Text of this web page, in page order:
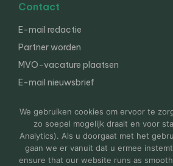
Contact
E-mail redactie
Partner worden
MVO-vacature plaatsen
E-mail nieuwsbrief
© 2000-2026 Van der Molen EIS
Privacy
We gebruiken cookies om ervoor te
zo soepel mogelijk draait en voor
Analytics). Als u doorgaat met het
gaan we er vanuit dat u ermee
ensure that our website runs as